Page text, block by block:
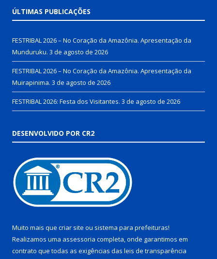
ÚLTIMAS PUBLICAÇÕES
FESTRIBAL 2026 – No Coração da Amazônia. Apresentação da
Munduruku. 3 de agosto de 2026
FESTRIBAL 2026 – No Coração da Amazônia. Apresentação da
Muirapinima. 3 de agosto de 2026
FESTRIBAL 2026: Festa dos Visitantes. 3 de agosto de 2026
DESENVOLVIDO POR CR2
Muito mais que criar site ou sistema para prefeituras!
Realizamos uma assessoria completa, onde garantimos em
contrato que todas as exigências das leis de transparência